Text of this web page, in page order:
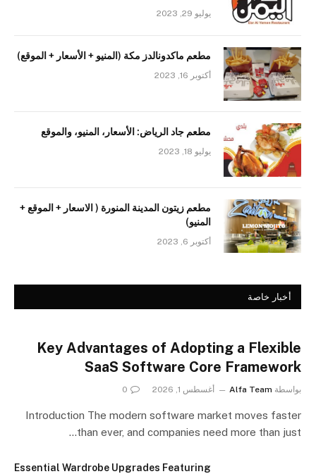
يوليو 29, 2023
مطعم ماكدونالدز مكة (المنيو + الأسعار + الموقع)
أكتوبر 16, 2023
مطعم جاد الرياض: الأسعار، المنيو، والموقع
يوليو 18, 2023
مطعم زيتون المدينة المنورة ( الاسعار + الموقع +
المنيو)
أكتوبر 6, 2023
أخبار خاصة
Key Advantages of Adopting a Flexible
SaaS Software Core Framework
بواسطة Alfa Team أغسطس 1, 2026 0
Introduction The modern software market moves faster
than ever, and companies need more than just…
Essential Wardrobe Upgrades Featuring